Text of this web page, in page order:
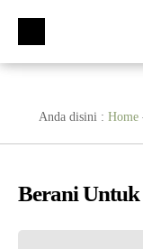
Kompetensi Keahlian
Multimedia (MM)
Tata Busana (TB)
Fasilitas
Anda disini : Home
Berani